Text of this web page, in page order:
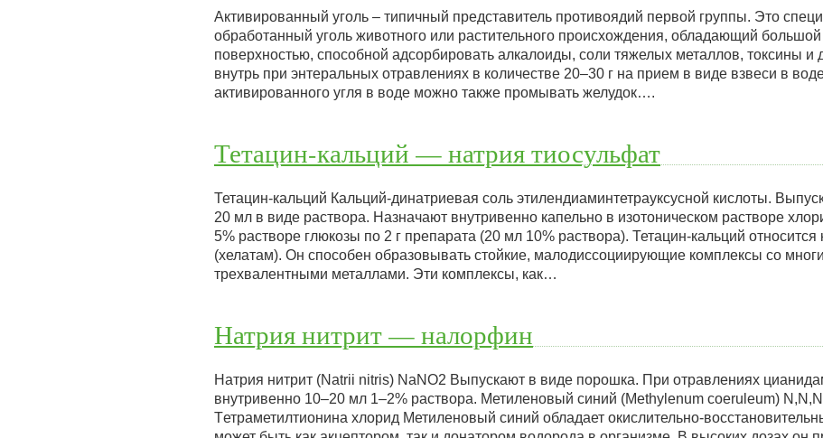
Активированный уголь – типичный представитель противоядий первой группы. Это
обработанный уголь животного или растительного происхождения, обладающий большой
поверхностью, способной адсорбировать алкалоиды, соли тяжелых металлов, токсины и
внутрь при энтеральных отравлениях в количестве 20–30 г на прием в виде взвеси в
активированного угля в воде можно также промывать желудок….
Тетацин-кальций — натрия тиосульфат
Тетацин-кальций Кальций-динатриевая соль этилендиаминтетрауксусной кислоты.
20 мл в виде раствора. Назначают внутривенно капельно в изотоническом растворе
5% растворе глюкозы по 2 г препарата (20 мл 10% раствора). Тетацин-кальций относится
(хелатам). Он способен образовывать стойкие, малодиссоциирующие комплексы со
трехвалентными металлами. Эти комплексы, как…
Натрия нитрит — налорфин
Натрия нитрит (Natrii nitris) NaNO2 Выпускают в виде порошка. При отравлениях
внутривенно 10–20 мл 1–2% раствора. Метиленовый синий (Methylenum coeruleum)
Tетpaметилтионинa хлорид Метиленовый синий обладает окислительно-